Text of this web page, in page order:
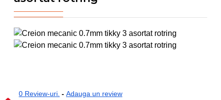
0 Review-uri. - Adauga un review